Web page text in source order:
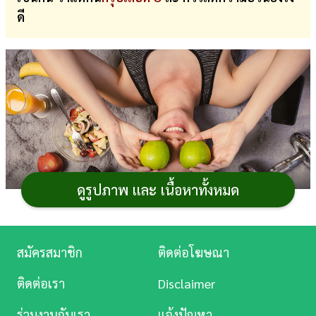
ดี
ลดน้ำหนัก ตามกรุ๊ปเลือด O ให้ ลดความอ้วน
ดูรูปภาพ และ เนื้อหาทั้งหมด
การ
การ
ศึกษา
บันเทิง
ดู
หนัง
สมัครสมาชิก
ติดต่อโฆษณา
ติดต่อเรา
Disclaimer